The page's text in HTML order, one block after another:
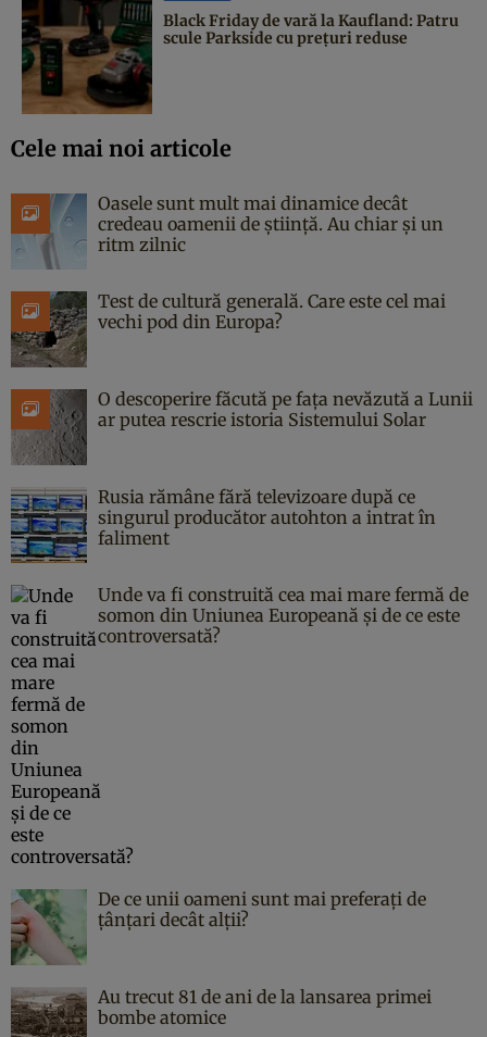
Black Friday de vară la Kaufland: Patru
scule Parkside cu prețuri reduse
Cele mai noi articole
Oasele sunt mult mai dinamice decât
credeau oamenii de știință. Au chiar și un
ritm zilnic
Test de cultură generală. Care este cel mai
vechi pod din Europa?
O descoperire făcută pe fața nevăzută a Lunii
ar putea rescrie istoria Sistemului Solar
Rusia rămâne fără televizoare după ce
singurul producător autohton a intrat în
faliment
Unde va fi construită cea mai mare fermă de
somon din Uniunea Europeană și de ce este
controversată?
De ce unii oameni sunt mai preferați de
țânțari decât alții?
Au trecut 81 de ani de la lansarea primei
bombe atomice